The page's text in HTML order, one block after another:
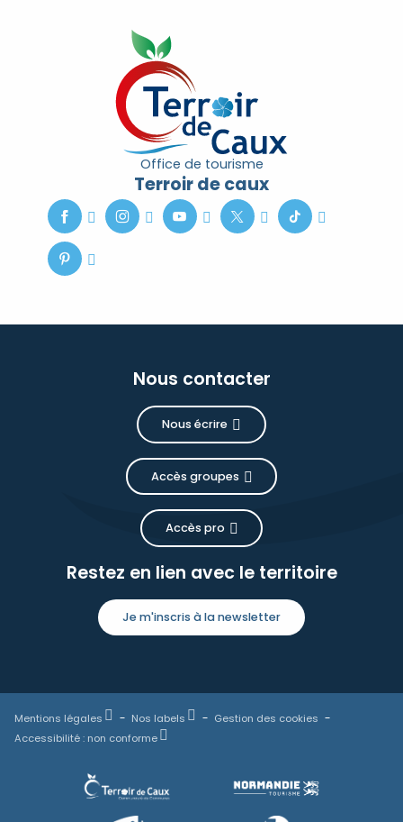
Office de tourisme
Terroir de caux
Nous contacter
Nous écrire
Accès groupes
Accès pro
Restez en lien avec le territoire
Je m'inscris à la newsletter
Mentions légales Nos labels
Gestion des cookies
Accessibilité : non conforme